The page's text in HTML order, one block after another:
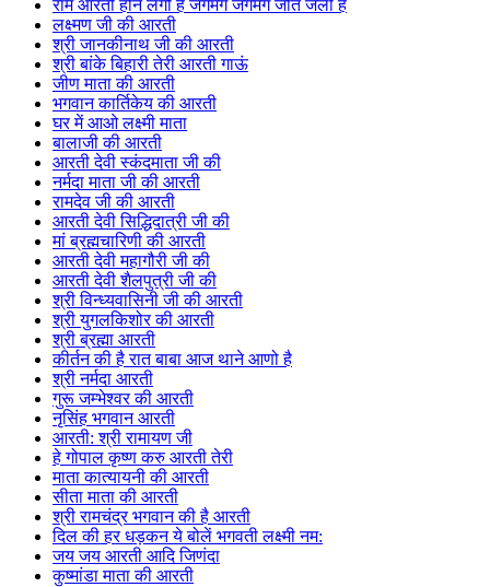
राम आरती होन लगी है जगमग जगमग जोत जली है
लक्ष्मण जी की आरती
श्री जानकीनाथ जी की आरती
श्री बांके बिहारी तेरी आरती गाऊं
जीण माता की आरती
भगवान कार्तिकेय की आरती
घर में आओ लक्ष्मी माता
बालाजी की आरती
आरती देवी स्कंदमाता जी की
नर्मदा माता जी की आरती
रामदेव जी की आरती
आरती देवी सिद्धिदात्री जी की
मां ब्रह्मचारिणी की आरती
आरती देवी महागौरी जी की
आरती देवी शैलपुत्री जी की
श्री विन्ध्यवासिनी जी की आरती
श्री युगलकिशोर की आरती
श्री ब्रह्मा आरती
कीर्तन की है रात बाबा आज थाने आणो है
श्री नर्मदा आरती
गुरू जम्भेश्वर की आरती
नृसिंह भगवान आरती
आरती: श्री रामायण जी
हे गोपाल कृष्ण करु आरती तेरी
माता कात्यायनी की आरती
सीता माता की आरती
श्री रामचंद्र भगवान की है आरती
दिल की हर धड़कन ये बोलें भगवती लक्ष्मी नम:
जय जय आरती आदि जिणंदा
कुष्मांडा माता की आरती